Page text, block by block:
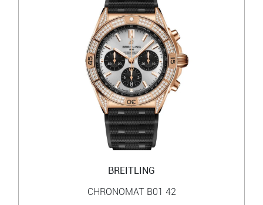
BREITLING
CHRONOMAT B01 42